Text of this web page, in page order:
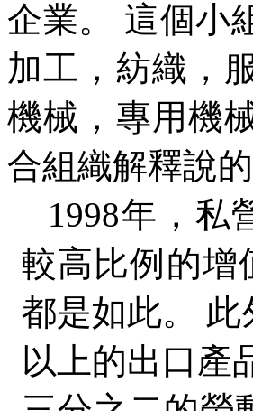
企業。 這個小
加工，紡織，
機械，專用機
合組織解釋說的
1998年，私
較高比例的增
都是如此。
以上的出口產